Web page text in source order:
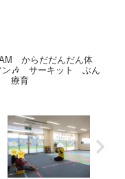
からだだんだん体
ン🎶 サーキット ぶん
療育